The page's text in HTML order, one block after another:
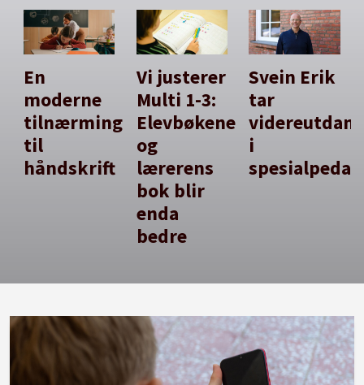
En
moderne
tilnærming
til
håndskrift
Vi justerer
Multi 1-3:
Elevbøkene
og
lærerens
bok blir
enda
bedre
Svein Erik
tar
i